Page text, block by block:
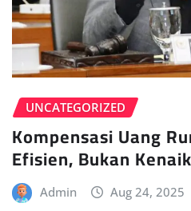
UNCATEGORIZED
Kompensasi Uang
Efisien, Bukan
Admin Aug 24, 2025